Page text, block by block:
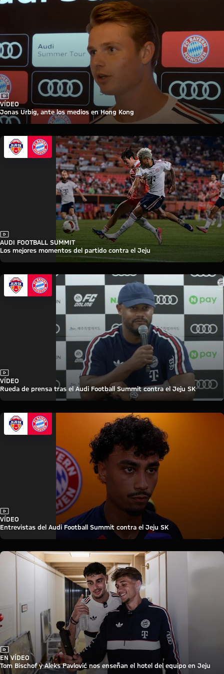
Vídeo
VÍDEO
Jonas Urbig, ante los medios en Hong Kong
Vídeo
AUDI FOOTBALL SUMMIT
Los mejores momentos del partido contra el Jeju
Vídeo
VÍDEO
Rueda de prensa tras el Audi Football Summit contra el Jeju SK
Vídeo
VÍDEO
Entrevistas del Audi Football Summit contra el Jeju SK
Vídeo
EN VÍDEO
Tom Bischof y Aleks Pavlović nos enseñan el hotel del equipo en Jeju